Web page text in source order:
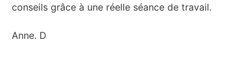
conseils grâce à une réelle séance de travail.
Anne. D